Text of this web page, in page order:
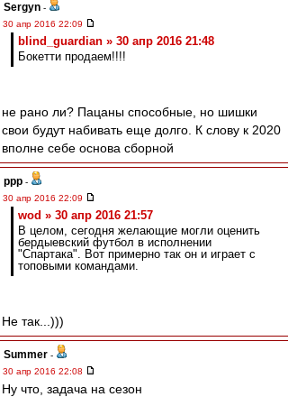
Sergyn -
30 апр 2016 22:09
blind_guardian » 30 апр 2016 21:48
Бокетти продаем!!!!
не рано ли? Пацаны способные, но шишки
свои будут набивать еще долго. К слову к 2020
вполне себе основа сборной
ppp -
30 апр 2016 22:09
wod » 30 апр 2016 21:57
В целом, сегодня желающие могли оценить
бердыевский футбол в исполнении
"Спартака". Вот примерно так он и играет с
топовыми командами.
Не так...)))
Summer -
30 апр 2016 22:08
Ну что, задача на сезон